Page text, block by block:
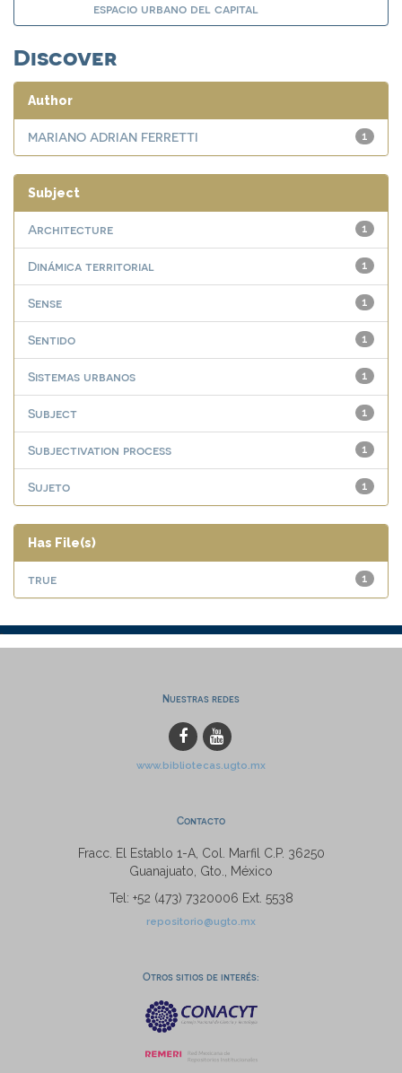
espacio urbano del capital
Discover
Author
1
MARIANO ADRIAN FERRETTI
Subject
1
Architecture
1
Dinámica territorial
1
Sense
1
Sentido
1
Sistemas urbanos
1
Subject
1
Subjectivation process
1
Sujeto
Has File(s)
1
true
Nuestras redes
www.bibliotecas.ugto.mx
Contacto
Fracc. El Establo 1-A, Col. Marfil C.P. 36250
Guanajuato, Gto., México
Tel: +52 (473) 7320006 Ext. 5538
repositorio@ugto.mx
Otros sitios de interés: